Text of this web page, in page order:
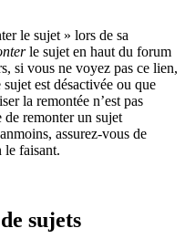
le sujet » lors de sa
le sujet en haut du forum
si vous ne voyez pas ce lien,
est désactivée ou que
la remontée n’est pas
de remonter un sujet
assurez-vous de
le faisant.
sujets